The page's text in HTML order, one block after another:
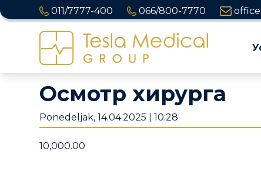
011/7777-400 066/800-7770
Осмотр хирурга
Ponedeljak, 14.04.2025 | 10:28
10,000.00